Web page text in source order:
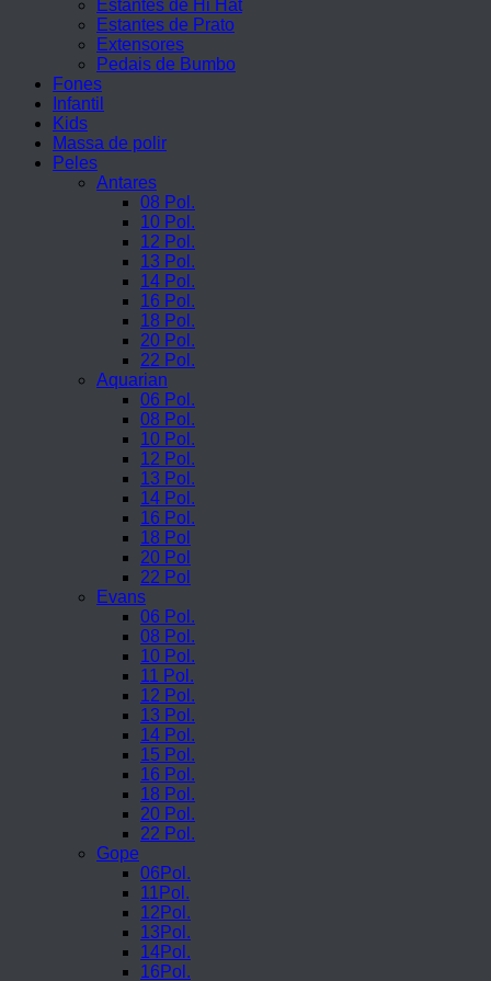
Estantes de Hi Hat
Estantes de Prato
Extensores
Pedais de Bumbo
Fones
Infantil
Kids
Massa de polir
Peles
Antares
08 Pol.
10 Pol.
12 Pol.
13 Pol.
14 Pol.
16 Pol.
18 Pol.
20 Pol.
22 Pol.
Aquarian
06 Pol.
08 Pol.
10 Pol.
12 Pol.
13 Pol.
14 Pol.
16 Pol.
18 Pol
20 Pol
22 Pol
Evans
06 Pol.
08 Pol.
10 Pol.
11 Pol.
12 Pol.
13 Pol.
14 Pol.
15 Pol.
16 Pol.
18 Pol.
20 Pol.
22 Pol.
Gope
06Pol.
11Pol.
12Pol.
13Pol.
14Pol.
16Pol.